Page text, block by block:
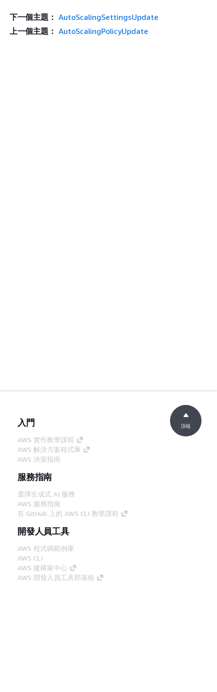
下一個主題： AutoScalingSettingsUpdate
上一個主題： AutoScalingPolicyUpdate
入門
AWS 實作教學課程
AWS 解決方案程式庫
AWS 決策指南
服務指南
選擇生成式 AI 服務
AWS 服務指南
在 GitHub 上的 AWS CLI 教學課程
開發人員工具
AWS 程式碼範例庫
AWS CLI
AWS 建構家中心
AWS 開發人員工具部落格
頂端